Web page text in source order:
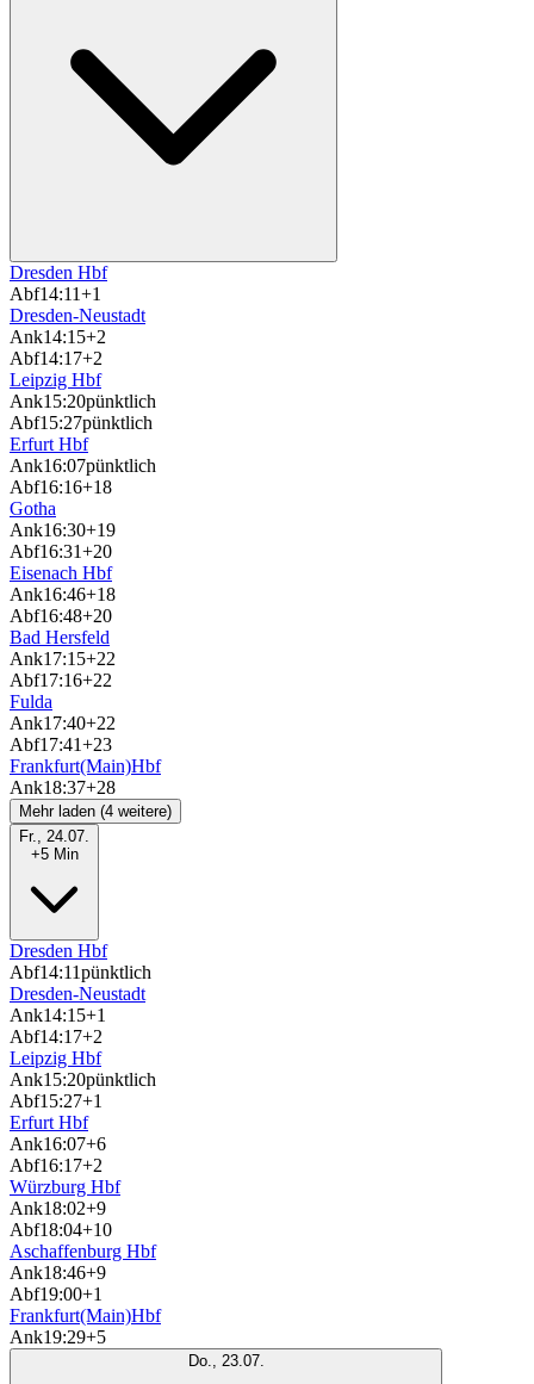
Dresden Hbf
Abf14:11+1
Dresden-Neustadt
Ank14:15+2
Abf14:17+2
Leipzig Hbf
Ank15:20pünktlich
Abf15:27pünktlich
Erfurt Hbf
Ank16:07pünktlich
Abf16:16+18
Gotha
Ank16:30+19
Abf16:31+20
Eisenach Hbf
Ank16:46+18
Abf16:48+20
Bad Hersfeld
Ank17:15+22
Abf17:16+22
Fulda
Ank17:40+22
Abf17:41+23
Frankfurt(Main)Hbf
Ank18:37+28
Mehr laden (4 weitere)
Fr., 24.07.
+5 Min
Dresden Hbf
Abf14:11pünktlich
Dresden-Neustadt
Ank14:15+1
Abf14:17+2
Leipzig Hbf
Ank15:20pünktlich
Abf15:27+1
Erfurt Hbf
Ank16:07+6
Abf16:17+2
Würzburg Hbf
Ank18:02+9
Abf18:04+10
Aschaffenburg Hbf
Ank18:46+9
Abf19:00+1
Frankfurt(Main)Hbf
Ank19:29+5
Do., 23.07.